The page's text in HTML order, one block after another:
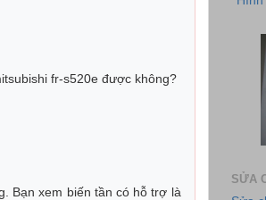
fr-s520e được không?
Bạn xem biến tần có hỗ trợ là
SỬA